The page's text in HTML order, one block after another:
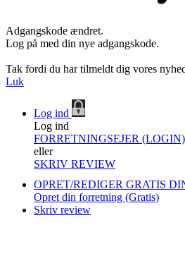
Adgangskode ændret.
Log på med din nye adgangskode.
Tak fordi du har tilmeldt dig vores
Luk
Log ind
Log ind
FORRETNINGSEJER (LOGIN)
eller
SKRIV REVIEW
OPRET/REDIGER GRATIS
Opret din forretning (Gratis)
Skriv review